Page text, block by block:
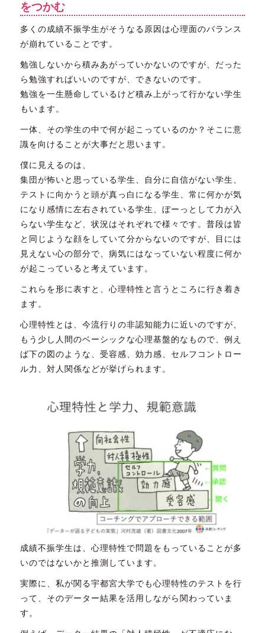
をつかむ
多くの成績不振学生がそうなる原因は心理面のバランス
が崩れていることです。
勉強しないから積みあがっていかないのですが、だった
ら勉強すればいいのですが、できないのです。
勉強を一生懸命しているけど積み上がって行かない学生
もいます。
一体、その学生の中で何が起こっているのか？そこに意
識を向けることが大事だと思います。
僕に見えるのは、
集団が怖いと思っている学生、自分に自信がない学生、
テストに向かうと頭が真っ白になる学生、常に何かが気
になり感情に左右されている学生、ぼーっとして力が入
らない学生など、状況はそれぞれで様々です。普段は皆
と同じような顔をしていて分からないのですが、目には
見えない心の部分で、病気にはなっていない程度に何か
が起こっていると考えています。
これらを形に表すと、心理特性と言うところに行き着き
ます。
心理特性とは、今流行りの非認知能力に近いのですが、
もう少し人間のベーシックな心理基盤的なもので、例え
ば下の図のような、受容感、効力感、セルフコントロー
ル力、対人関係などが挙げられます。
成績不振学生は、心理特性で問題をもっていることが多
いのではないかと推測しています。
実際に、私が関る宇都宮大学でも心理特性のテストを行
って、そのデーター結果を活用しながら関わっていま
す。